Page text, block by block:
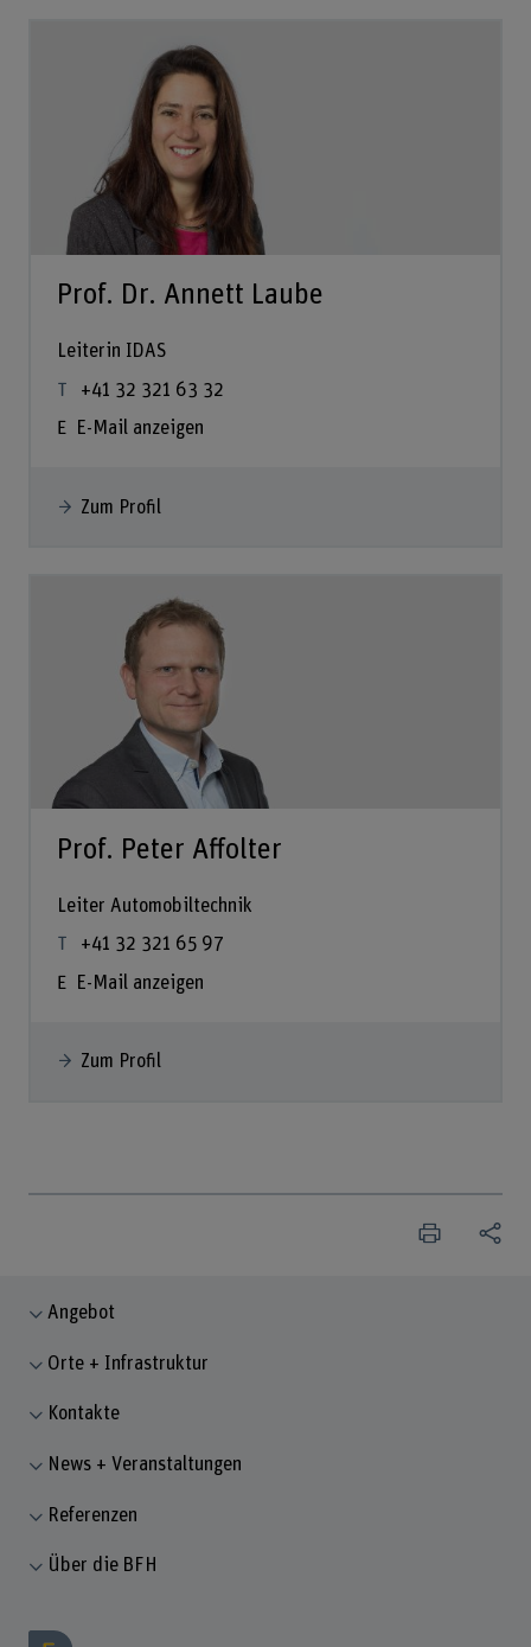
Prof. Dr. Annett Laube
Leiterin IDAS
+41 32 321 63 32
E-Mail anzeigen
Zum Profil
Prof. Peter Affolter
Leiter Automobiltechnik
+41 32 321 65 97
E-Mail anzeigen
Zum Profil
Angebot
Orte + Infrastruktur
Kontakte
News + Veranstaltungen
Referenzen
Über die BFH